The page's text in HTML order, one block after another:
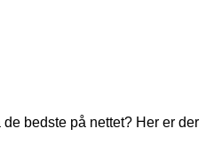
bedste på nettet? Her er der